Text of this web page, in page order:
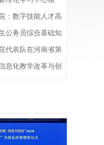
工作专题学习会
：数字技能人才高
公务员综合基础知
代表队在河南省第
赛中斩获佳绩
息化教学改革与创